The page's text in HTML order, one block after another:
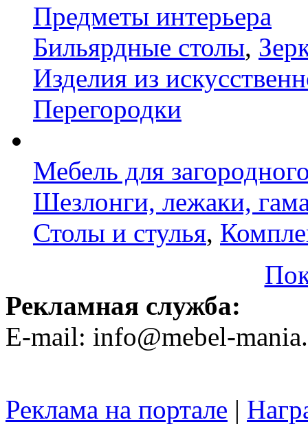
Предметы интерьера
Бильярдные столы,
Изделия из
Перегородки
Мебель для
Шезлонги, лежаки,
Столы и стулья,
Рекламная служба:
E-mail: info@mebel-
Реклама на портале |